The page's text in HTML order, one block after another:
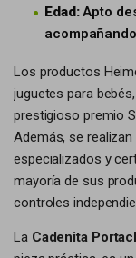
Edad:Apto
Los productos
juguetes para
prestigioso premio
Además, se
especializados y
mayoría de sus
controles
La Cadenita